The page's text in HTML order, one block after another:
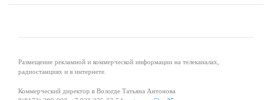
Размещение рекламной и коммерческой информации на телеканалах,
радиостанциях и в интернете.
Коммерческий директор в Вологде Татьяна Антонова